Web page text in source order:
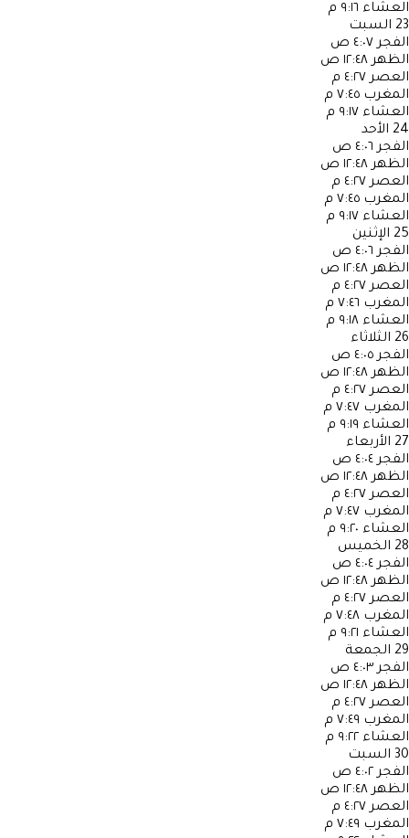
العشاء ٩:١٦ م
23 السبت
الفجر ٤:٠٧ ص
الظهر ١٢:٤٨ ص
العصر ٤:٢٧ م
المغرب ٧:٤٥ م
العشاء ٩:١٧ م
24 الأحد
الفجر ٤:٠٦ ص
الظهر ١٢:٤٨ ص
العصر ٤:٢٧ م
المغرب ٧:٤٥ م
العشاء ٩:١٧ م
25 الإثنين
الفجر ٤:٠٦ ص
الظهر ١٢:٤٨ ص
العصر ٤:٢٧ م
المغرب ٧:٤٦ م
العشاء ٩:١٨ م
26 الثلاثاء
الفجر ٤:٠٥ ص
الظهر ١٢:٤٨ ص
العصر ٤:٢٧ م
المغرب ٧:٤٧ م
العشاء ٩:١٩ م
27 الأربعاء
الفجر ٤:٠٤ ص
الظهر ١٢:٤٨ ص
العصر ٤:٢٧ م
المغرب ٧:٤٧ م
العشاء ٩:٢٠ م
28 الخميس
الفجر ٤:٠٤ ص
الظهر ١٢:٤٨ ص
العصر ٤:٢٧ م
المغرب ٧:٤٨ م
العشاء ٩:٢١ م
29 الجمعة
الفجر ٤:٠٣ ص
الظهر ١٢:٤٨ ص
العصر ٤:٢٧ م
المغرب ٧:٤٩ م
العشاء ٩:٢٢ م
30 السبت
الفجر ٤:٠٢ ص
الظهر ١٢:٤٨ ص
العصر ٤:٢٧ م
المغرب ٧:٤٩ م